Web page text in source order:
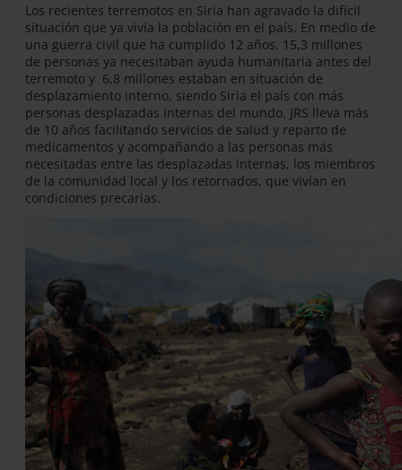
Los recientes terremotos en Siria han agravado la difícil
situación que ya vivía la población en el país. En medio de
una guerra civil que ha cumplido 12 años, 15,3 millones
de personas ya necesitaban ayuda humanitaria antes del
terremoto y 6,8 millones estaban en situación de
desplazamiento interno, siendo Siria el país con más
personas desplazadas internas del mundo. JRS lleva más
de 10 años facilitando servicios de salud y reparto de
medicamentos y acompañando a las personas más
necesitadas entre las desplazadas internas, los miembros
de la comunidad local y los retornados, que vivían en
condiciones precarias.